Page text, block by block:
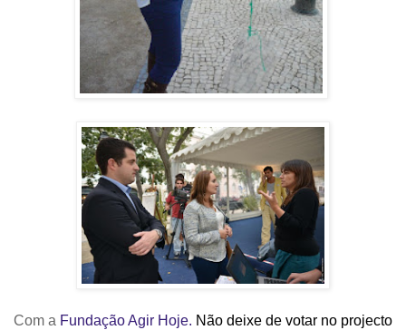
Com a Fundação Agir Hoje. Não deixe de votar no projecto